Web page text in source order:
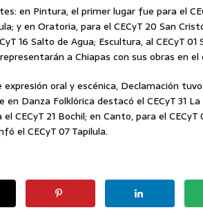
en Pintura, el primer lugar fue para el
y en Oratoria, para el CECyT 20 San
16 Salto de Agua; Escultura, al CECyT 01
a Chiapas con sus obras en el
oral y escénica, Declamación
Danza Folklórica destacó el CECyT 31
CECyT 21 Bochil; en Canto, para el
el CECyT 07 Tapilula.